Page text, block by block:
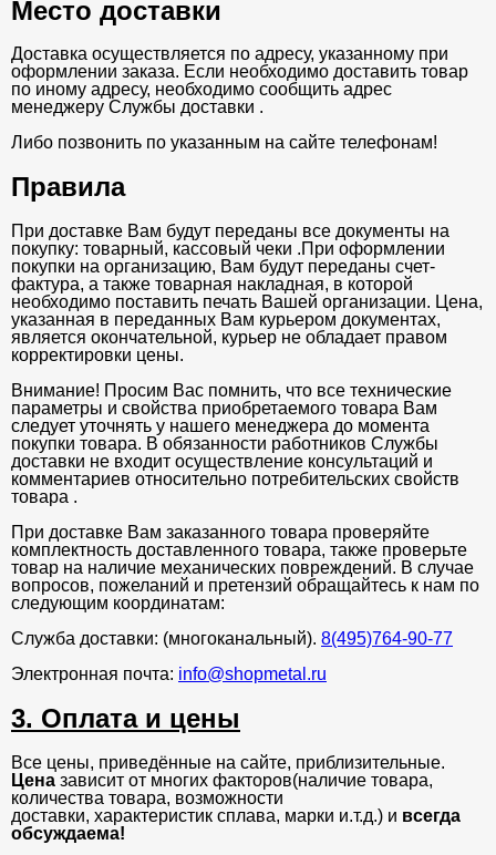
Место доставки
Доставка осуществляется по адресу, указанному при
оформлении заказа. Если необходимо доставить товар
по иному адресу, необходимо сообщить адрес
менеджеру Службы доставки .
Либо позвонить по указанным на сайте телефонам!
Правила
При доставке Вам будут переданы все документы на
покупку: товарный, кассовый чеки .При оформлении
покупки на организацию, Вам будут переданы счет-
фактура, а также товарная накладная, в которой
необходимо поставить печать Вашей организации. Цена,
указанная в переданных Вам курьером документах,
является окончательной, курьер не обладает правом
корректировки цены.
Внимание! Просим Вас помнить, что все технические
параметры и свойства приобретаемого товара Вам
следует уточнять у нашего менеджера до момента
покупки товара. В обязанности работников Службы
доставки не входит осуществление консультаций и
комментариев относительно потребительских свойств
товара .
При доставке Вам заказанного товара проверяйте
комплектность доставленного товара, также проверьте
товар на наличие механических повреждений. В случае
вопросов, пожеланий и претензий обращайтесь к нам по
следующим координатам:
Служба доставки: (многоканальный). 8(495)764-90-77
Электронная почта: info@shopmetal.ru
3. Оплата и цены
Все цены, приведённые на сайте, приблизительные.
Цена зависит от многих факторов(наличие товара,
количества товара, возможности
доставки, характеристик сплава, марки и.т.д.) и всегда
обсуждаема!